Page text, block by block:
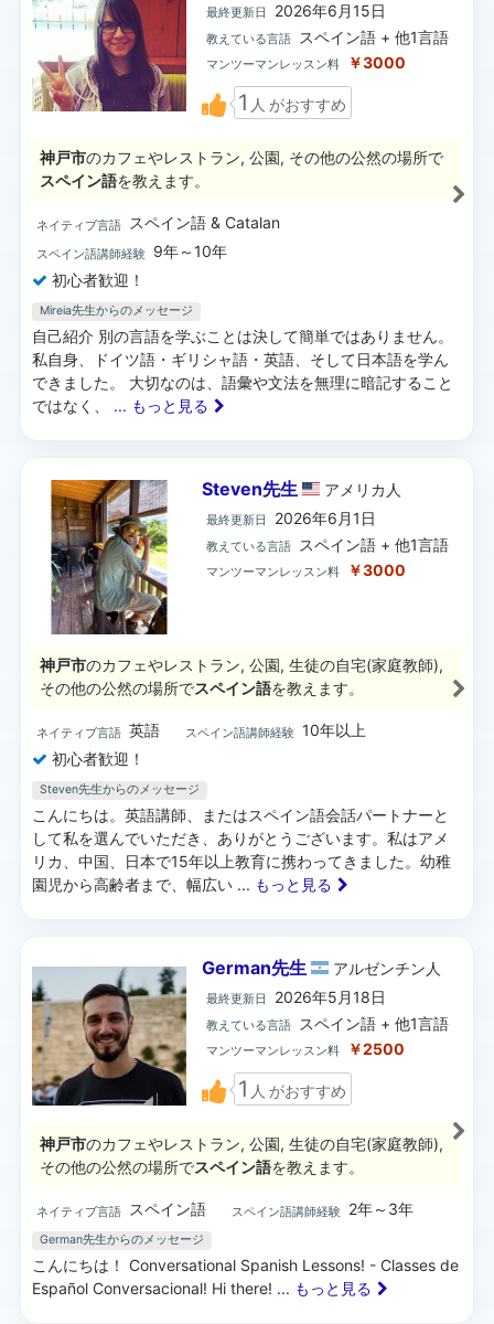
最終更新日 2026年6月15日
教えている言語 スペイン語 + 他1言語
マンツーマンレッスン料 ￥3000
1 人 がおすすめ
神戸市のカフェやレストラン, 公園, その他の公然の場所で
スペイン語を教えます。
ネイティブ言語 スペイン語 & Catalan
スペイン語講師経験
9年～10年
初心者歓迎！
Mireia先生からのメッセージ
自己紹介 別の言語を学ぶことは決して簡単ではありません。
私自身、ドイツ語・ギリシャ語・英語、そして日本語を学ん
できました。 大切なのは、語彙や文法を無理に暗記すること
ではなく、 ... もっと見る
Steven先生 アメリカ 人
最終更新日 2026年6月1日
教えている言語 スペイン語 + 他1言語
マンツーマンレッスン料 ￥3000
神戸市のカフェやレストラン, 公園, 生徒の自宅(家庭教師),
その他の公然の場所でスペイン語を教えます。
ネイティブ言語 英語 スペイン語講師経験 10年以上
初心者歓迎！
Steven先生からのメッセージ
こんにちは。英語講師、またはスペイン語会話パートナーと
して私を選んでいただき、ありがとうございます。私はアメ
リカ、中国、日本で15年以上教育に携わってきました。幼稚
園児から高齢者まで、幅広い ... もっと見る
German先生 アルゼンチン 人
最終更新日 2026年5月18日
教えている言語 スペイン語 + 他1言語
マンツーマンレッスン料 ￥2500
1 人 がおすすめ
神戸市のカフェやレストラン, 公園, 生徒の自宅(家庭教師),
その他の公然の場所でスペイン語を教えます。
ネイティブ言語 スペイン語 スペイン語講師経験 2年～3年
German先生からのメッセージ
こんにちは！ Conversational Spanish Lessons! - Classes de
Español Conversacional! Hi there! ... もっと見る